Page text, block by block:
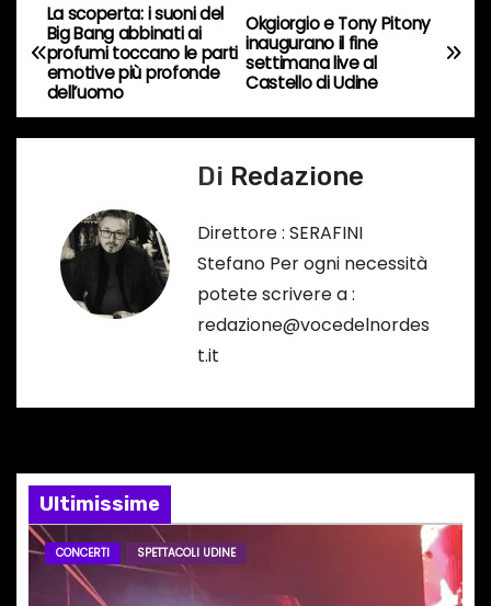
r
s
o
…
N
a
v
e
a
Okgiorgio e Tony Pitony
inaugurano il fine
settimana live al
Castello di Udine
La scoperta: i suoni del
Big Bang abbinati ai
profumi toccano le parti
emotive più profonde
dell’uomo
Di Redazione
Direttore : SERAFINI
Stefano Per ogni necessità
potete scrivere a :
redazione@vocedelnordes
t.it
Ultimissime
CONCERTI SPETTACOLI UDINE